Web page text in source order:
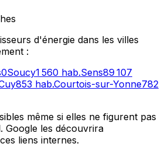
d'énergie dans les villes
:
0Soucy1 560 hab.Sens89 107
853 hab.Courtois-sur-Yonne782
même si elles ne figurent pas
Google les découvrira
liens internes.